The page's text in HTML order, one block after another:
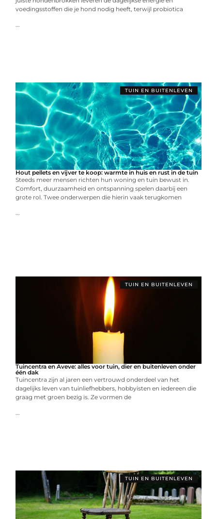
voedingsstoffen die je hond nodig heeft, terwijl probiotica
...
TUIN EN BUITENLEVEN
Hout pellets en vijver te koop: warmte in huis en rust in de tuin
Steeds meer mensen richten hun woning en tuin bewust in.
Comfort, duurzaamheid en ontspanning spelen daarbij een
grote rol. Twee onderwerpen die hierin vaak terugkomen
...
TUIN EN BUITENLEVEN
Tuincentra en Aveve: alles voor tuin, dier en buitenleven onder
één dak
Tuincentra zijn al jaren een vertrouwd onderdeel van het
dagelijks leven van tuinliefhebbers, hobbyisten en iedereen die
graag met groen bezig is. Ze vormen de
...
TUIN EN BUITENLEVEN